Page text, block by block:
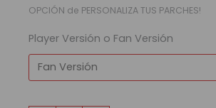
OPCIÓN de PERSONALIZA TUS PARCHES!
Player Versión o Fan Versión